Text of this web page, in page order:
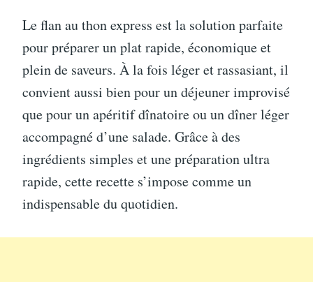
Le flan au thon express est la solution parfaite
pour préparer un plat rapide, économique et
plein de saveurs. À la fois léger et rassasiant, il
convient aussi bien pour un déjeuner improvisé
que pour un apéritif dînatoire ou un dîner léger
accompagné d’une salade. Grâce à des
ingrédients simples et une préparation ultra
rapide, cette recette s’impose comme un
indispensable du quotidien.